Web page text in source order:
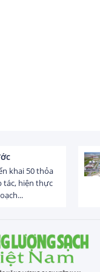
HOẠT ĐỘNG ĐẦU TƯ
Tổng vốn FDI đăng
Việt Nam đạt gần 25